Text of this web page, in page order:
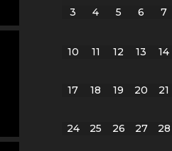
3 4 5 6 7
10 11 12 13 14
17 18 19 20 21
24 25 26 27 28